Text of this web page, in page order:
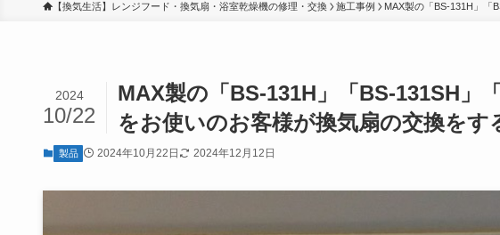
【換気生活】レンジフード・換気扇・浴室乾燥機の修理・交換 施工事例 MAX製の「BS-131H」「
MAX製の「BS-131H」「BS-131SH」
をお使いのお客様が換気扇の交換をす
2024
10/22
製品 2024年10月22日 2024年12月12日